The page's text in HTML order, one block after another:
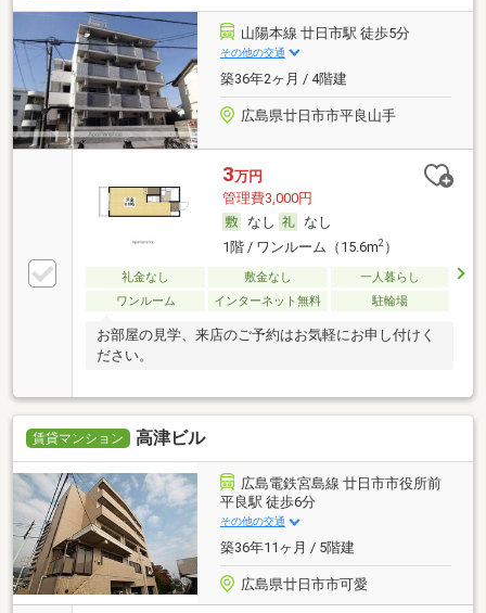
山陽本線 廿日市駅 徒歩5分
その他の交通
築36年2ヶ月 / 4階建
広島県廿日市市平良山手
3万円
管理費3,000円
なし
なし
1階 / ワンルーム（15.6m2）
礼金なし 敷金なし
一人暮らし
ワンルーム
インターネット無料 駐輪場
お部屋の見学、来店のご予約はお気軽にお申し付けく
ださい。
賃貸マンション 高津ビル
広島電鉄宮島線 廿日市市役所前
平良駅 徒歩6分
その他の交通
築36年11ヶ月 / 5階建
広島県廿日市市可愛